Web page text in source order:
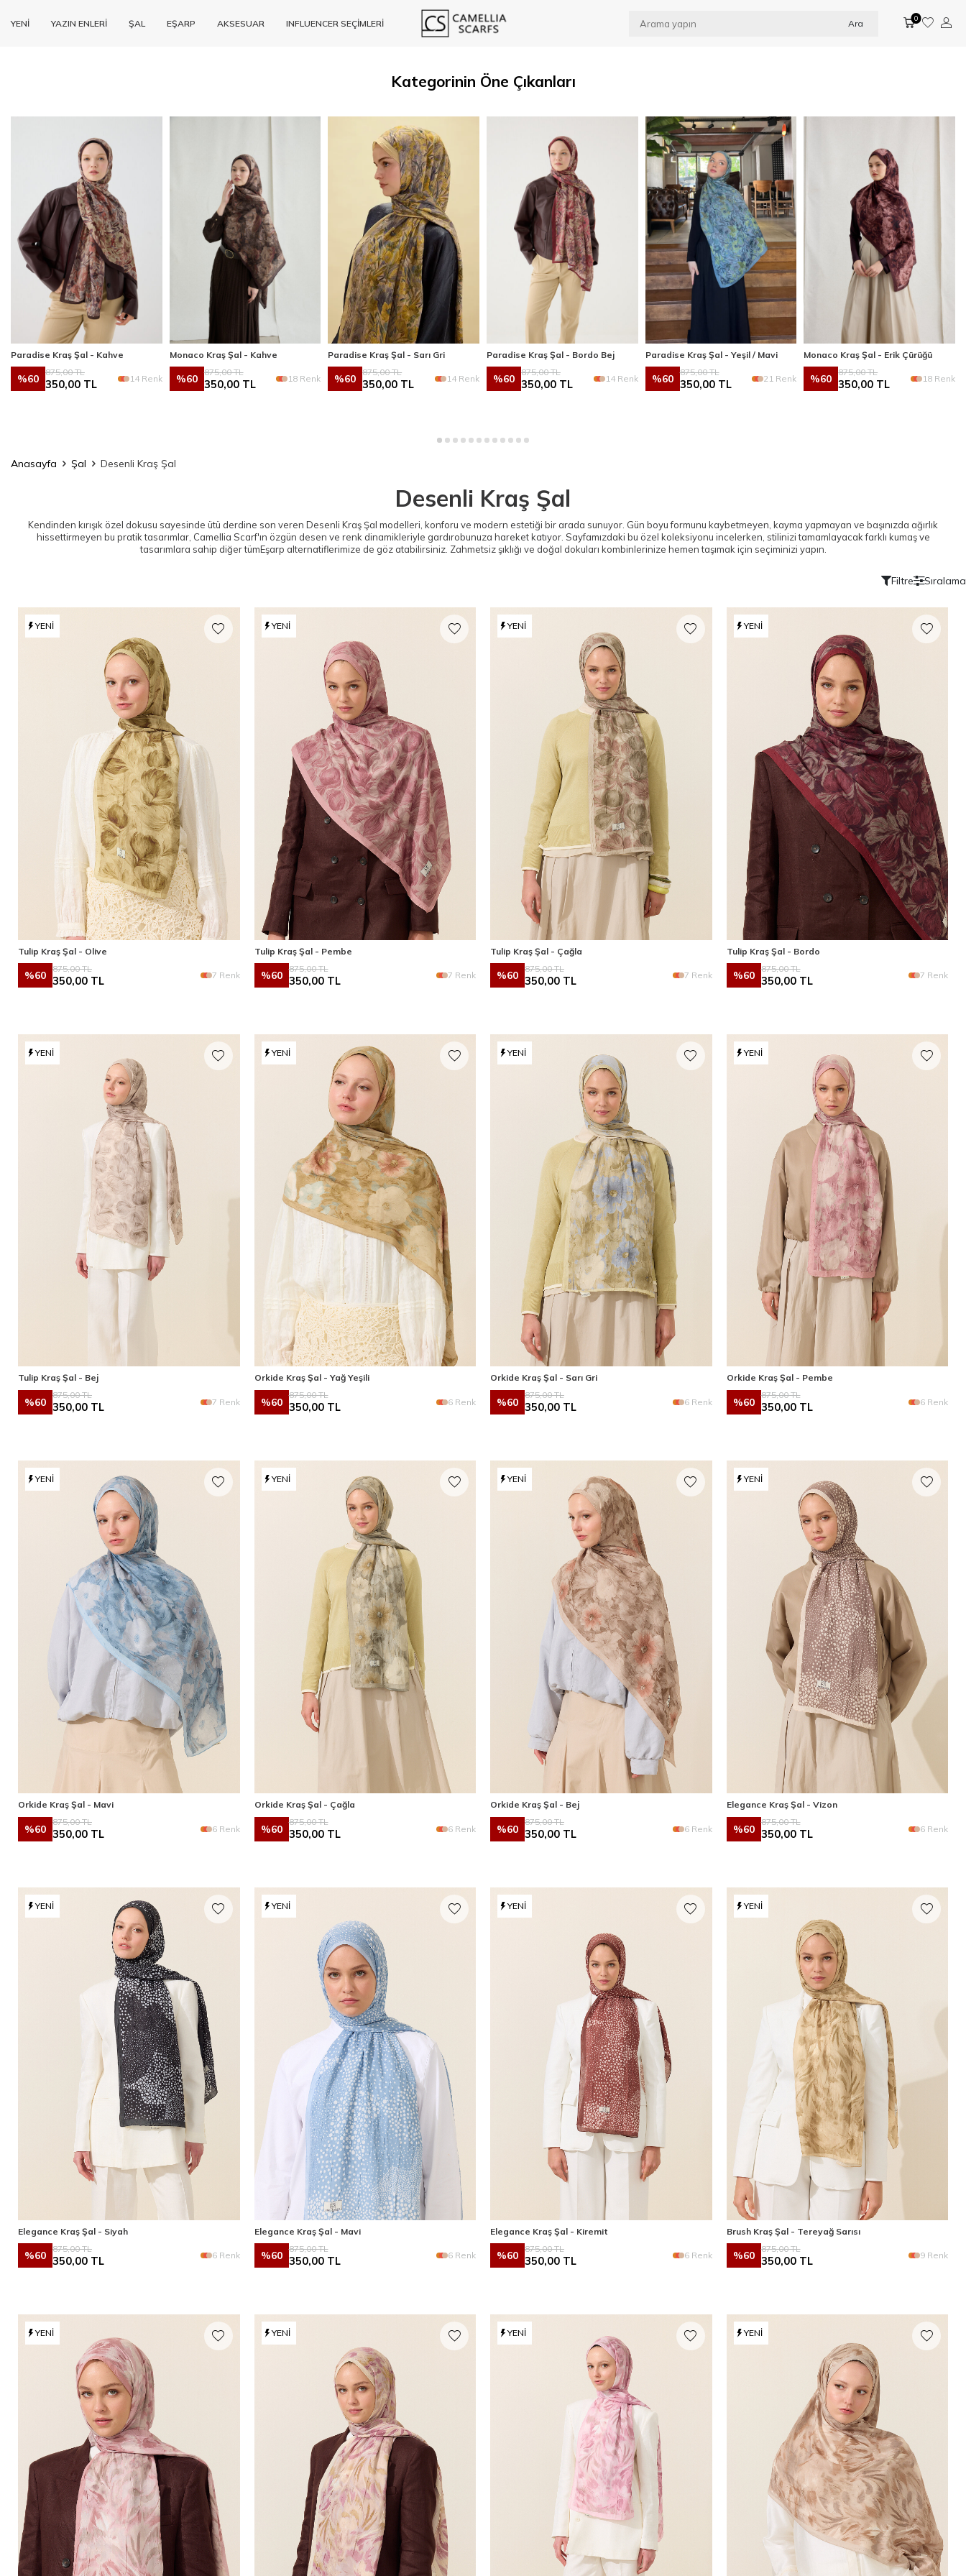
YENİ YAZIN ENLERİ ŞAL EŞARP AKSESUAR INFLUENCER SEÇİMLERİ Ara 0
Kategorinin Öne Çıkanları
Paradise Kraş Şal - Kahve
%60
875,00TL
350,00TL 14 Renk
Monaco Kraş Şal - Kahve
%60
875,00TL
350,00TL 18 Renk
Paradise Kraş Şal - Sarı Gri
%60
875,00TL
350,00 TL 14 Renk
Paradise Kraş Şal - Bordo Bej
%60
875,00TL
350,00TL 14 Renk
Paradise Kraş Şal - Yeşil / Mavi
%60
875,00TL
350,00TL 21 Renk
Monaco Kraş Şal - Erik Çürüğü
%60
875,00TL
350,00 TL 18 Renk
Anasayfa Şal Desenli Kraş Şal
Desenli Kraş Şal
Kendinden kırışık özel dokusu sayesinde ütü derdine son veren Desenli Kraş Şal modelleri, konforu ve modern estetiği bir arada sunuyor. Gün boyu formunu kaybetmeyen, kayma yapmayan ve başınızda ağırlık
hissettirmeyen bu pratik tasarımlar, Camellia Scarf'ın özgün desen ve renk dinamikleriyle gardırobunuza hareket katıyor. Sayfamızdaki bu özel koleksiyonu incelerken, stilinizi tamamlayacak farklı kumaş ve
tasarımlara sahip diğer tümEşarp alternatiflerimize de göz atabilirsiniz. Zahmetsiz şıklığı ve doğal dokuları kombinlerinize hemen taşımak için seçiminizi yapın.
Filtre Sıralama
YENI
Tulip Kraş Şal - Olive
%60
875,00TL
350,00 TL 7 Renk
YENI
Tulip Kraş Şal - Pembe
%60
875,00TL
350,00TL 7 Renk
YENI
Tulip Kraş Şal - Çağla
%60
875,00TL
350,00 TL 7 Renk
YENI
Tulip Kraş Şal - Bordo
%60
875,00TL
350,00TL 7 Renk
YENI
Tulip Kraş Şal - Bej
%60
875,00TL
350,00 TL 7 Renk
YENI
Orkide Kraş Şal - Yağ Yeşili
%60
875,00TL
350,00TL 6 Renk
YENI
Orkide Kraş Şal - Sarı Gri
%60
875,00TL
350,00 TL 6 Renk
YENI
Orkide Kraş Şal - Pembe
%60
875,00TL
350,00TL 6 Renk
YENI
Orkide Kraş Şal - Mavi
%60
875,00TL
350,00 TL 6 Renk
YENI
Orkide Kraş Şal - Çağla
%60
875,00TL
350,00TL 6 Renk
YENI
Orkide Kraş Şal - Bej
%60
875,00TL
350,00 TL 6 Renk
YENI
Elegance Kraş Şal - Vizon
%60
875,00TL
350,00TL 6 Renk
YENI
Elegance Kraş Şal - Siyah
%60
875,00TL
350,00 TL 6 Renk
YENI
Elegance Kraş Şal - Mavi
%60
875,00TL
350,00TL 6 Renk
YENI
Elegance Kraş Şal - Kiremit
%60
875,00TL
350,00 TL 6 Renk
YENI
Brush Kraş Şal - Tereyağ Sarısı
%60
875,00TL
350,00TL 9 Renk
YENI YENI YENI YENI